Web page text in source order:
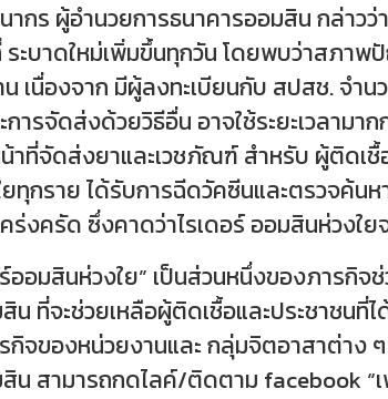
ากร ผู้อำนวยการธนาคารออมสิน กล่าว
ระบาดใหม่เพิ่มขึ้นทุกวัน โดยพบว่าสภา
เนื่องจาก มีผู้ลงทะเบียนกับ สปสช. จ
การจัดส่งด้วยวิธีอื่น อาจใช้ระยะเวลาม
น้าที่จัดส่งยาและเวชภัณฑ์ สำหรับ ผู้ติดเ
ทุกราย ได้รับการฉีดวัคซีนและตรวจค้น
ร่งครัด ซึ่งคาดว่าไรเดอร์ ออมสินห่วงใ
ร์ออมสินห่วงใย” เป็นส่วนหนึ่งของภารกิ
น ที่จะช่วยเหลือผู้ติดเชื้อและประชาชนที่
จของหน่วยงานและ กลุ่มจิตอาสาต่าง
น สามารถกดไลค์/ติดตาม facebook “